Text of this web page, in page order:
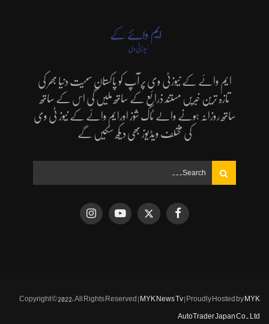
ایم وائے کے نیوزٹی وی پر آپ کو پاکستان سمیت دنیا بھر کی
تازہ ترین خبریں مستند ذرائع کے ساتھ ملیں گی اس کے ساتھ
ساتھ روزانہ ہونے والے ٹاک شوز اورایم وائے کے نیوز ٹی وی
کی مختلف ویڈیوز بھی دیکھ سکیں گے
Copyright © 2022, All Rights Reserved | MYK News Tv | Proudly Hosted by MYK
AutoTrader Japan Co. Ltd